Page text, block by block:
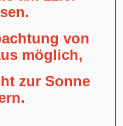
von
möglich,
zur Sonne